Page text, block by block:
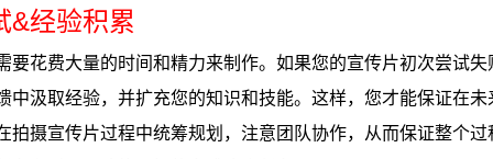
&经验积累
要花费大量的时间和精力来制作。如果您的宣传片初次尝试
中汲取经验，并扩充您的知识和技能。这样，您才能保证在未
拍摄宣传片过程中统筹规划，注意团队协作，从而保证整个